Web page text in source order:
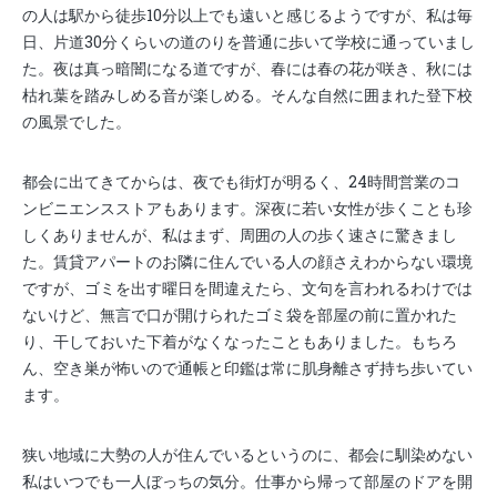
の人は駅から徒歩10分以上でも遠いと感じるようですが、私は毎
日、片道30分くらいの道のりを普通に歩いて学校に通っていまし
た。夜は真っ暗闇になる道ですが、春には春の花が咲き、秋には
枯れ葉を踏みしめる音が楽しめる。そんな自然に囲まれた登下校
の風景でした。
都会に出てきてからは、夜でも街灯が明るく、24時間営業のコ
ンビニエンスストアもあります。深夜に若い女性が歩くことも珍
しくありませんが、私はまず、周囲の人の歩く速さに驚きまし
た。賃貸アパートのお隣に住んでいる人の顔さえわからない環境
ですが、ゴミを出す曜日を間違えたら、文句を言われるわけでは
ないけど、無言で口が開けられたゴミ袋を部屋の前に置かれた
り、干しておいた下着がなくなったこともありました。もちろ
ん、空き巣が怖いので通帳と印鑑は常に肌身離さず持ち歩いてい
ます。
狭い地域に大勢の人が住んでいるというのに、都会に馴染めない
私はいつでも一人ぼっちの気分。仕事から帰って部屋のドアを開